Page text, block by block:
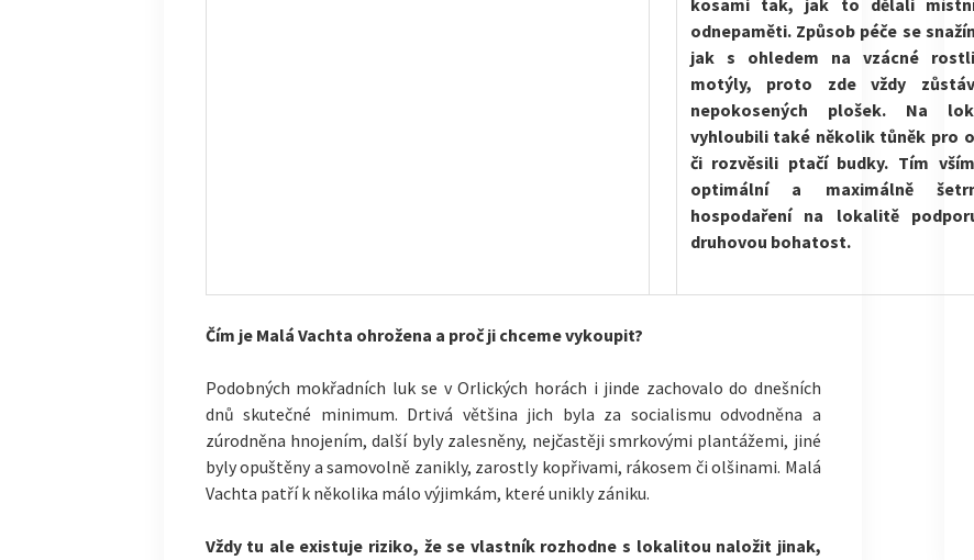
kosami tak, jak to dělali
odnepaměti. Způsob péče se
jak s ohledem na vzácné
motýly, proto zde vždy
nepokosených plošek. Na
vyhloubili také několik tůněk pro
či rozvěsili ptačí budky. Tím
optimální a maximálně
hospodaření na lokalitě
druhovou bohatost.
Čím je Malá Vachta ohrožena a proč ji chceme vykoupit?
Podobných mokřadních luk se v Orlických horách i jinde zachovalo do dnešních
dnů skutečné minimum. Drtivá většina jich byla za socialismu odvodněna a
zúrodněna hnojením, další byly zalesněny, nejčastěji smrkovými plantážemi, jiné
byly opuštěny a samovolně zanikly, zarostly kopřivami, rákosem či olšinami. Malá
Vachta patří k několika málo výjimkám, které unikly zániku.
Vždy tu ale existuje riziko, že se vlastník rozhodne s lokalitou naložit jinak,